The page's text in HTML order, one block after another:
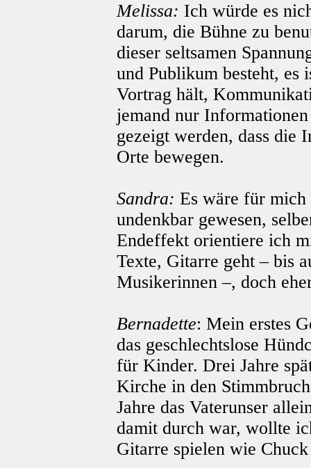
Melissa: Ich würde es
darum, die Bühne zu
dieser seltsamen
und Publikum besteht, es
Vortrag hält,
jemand nur
gezeigt werden, dass die
Orte bewegen.
Sandra: Es wäre für
undenkbar gewesen,
Endeffekt orientiere ich
Texte, Gitarre geht – bis
Musikerinnen –, doch
Bernadette: Mein erstes
das geschlechtslose
für Kinder. Drei Jahre
Kirche in den
Jahre das Vaterunser
damit durch war, wollte
Gitarre spielen wie